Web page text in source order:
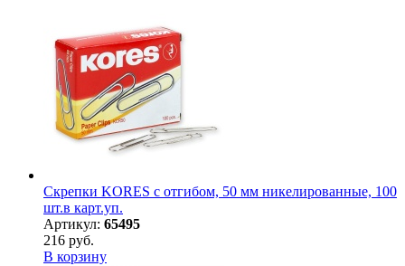
Скрепки KORES с отгибом, 50 мм никелированные, 100
шт.в карт.уп.
Артикул: 65495
216 руб.
В корзину